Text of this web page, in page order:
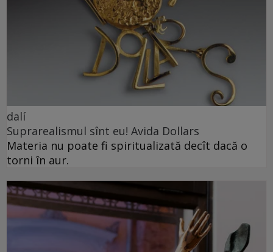
dalí
Suprarealismul sînt eu! Avida Dollars
Materia nu poate fi spiritualizată decît dacă o
torni în aur.